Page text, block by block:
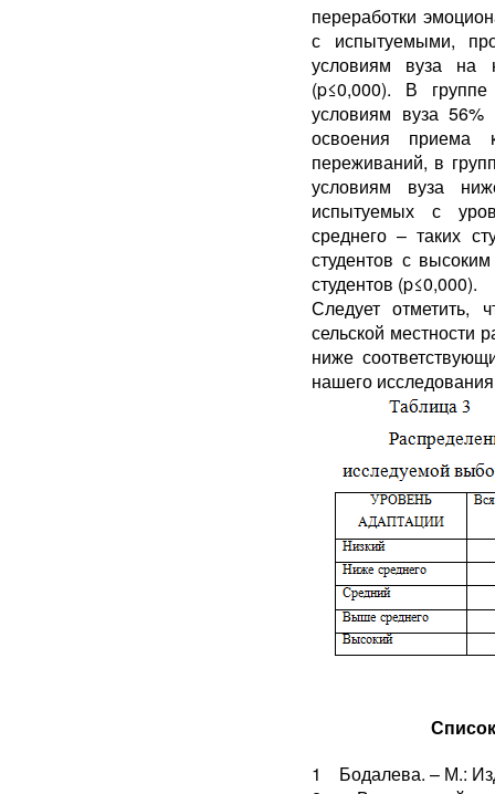
переработки
с испытуемыми,
условиям вуза на
(p≤0,000). В группе
условиям вуза 56%
освоения приема
переживаний, в
условиям вуза
испытуемых с
среднего – таких
студентов с
студентов (p≤0,000).
Следует отметить,
сельской местности
ниже
нашего
1 Бодалева. – М.: